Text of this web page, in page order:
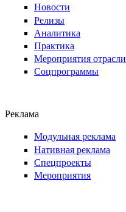
Новости
Релизы
Аналитика
Практика
Мероприятия отрасли
Соцпрограммы
Реклама
Модульная реклама
Нативная реклама
Спецпроекты
Мероприятия